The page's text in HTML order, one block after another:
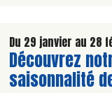
Du 29 janvier au 28
Lire la suite
Découvrez
saisonnalité